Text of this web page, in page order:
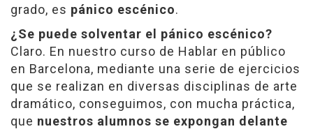
grado, es pánico escénico.
¿Se puede solventar el pánico escénico?
Claro. En nuestro curso de Hablar en público
en Barcelona, mediante una serie de ejercicios
que se realizan en diversas disciplinas de arte
dramático, conseguimos, con mucha práctica,
que nuestros alumnos se expongan delante